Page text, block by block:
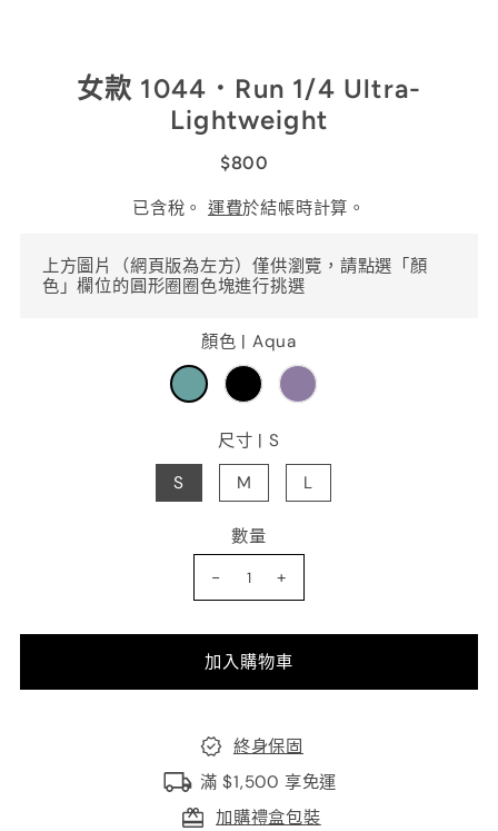
女款 1044．Run 1/4 Ultra-
Lightweight
$800
已含稅。 運費於結帳時計算。
上方圖片（網頁版為左方）僅供瀏覽，請點選「顏
色」欄位的圓形圈圈色塊進行挑選
顏色 | Aqua
尺寸 |S
S
M L
數量
-
+
終身保固
滿 $1,500 享免運
加購禮盒包裝